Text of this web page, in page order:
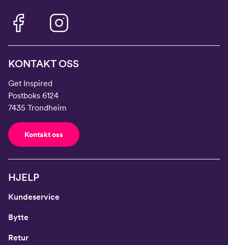
KONTAKT OSS
Get Inspired
Postboks 6124
7435 Trondheim
Kontakt oss
HJELP
Kundeservice
Bytte
Retur